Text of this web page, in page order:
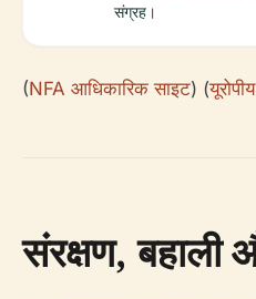
संग्रह।
(NFA आधिकारिक साइट) (
संरक्षण,